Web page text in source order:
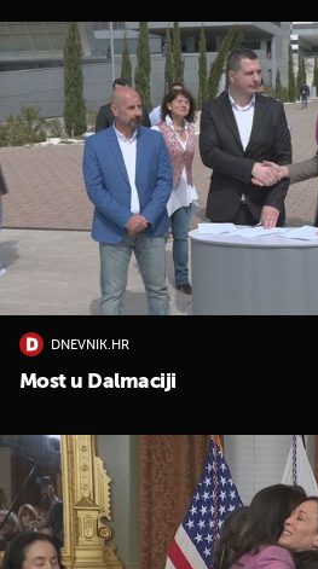
DNEVNIK.HR
Most u Dalmaciji